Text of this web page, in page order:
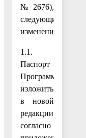
№ 2676),
следующие
изменения:
1.1.
Паспорт
Программы
изложить
в новой
редакции
согласно